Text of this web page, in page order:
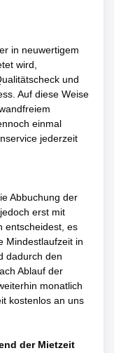
in neuwertigem
wird,
und
Auf diese Weise
einmal
jederzeit
Abbuchung der
erst mit
entscheidest, es
Mindestlaufzeit in
dadurch den
Ablauf der
monatlich
kostenlos an uns
der Mietzeit